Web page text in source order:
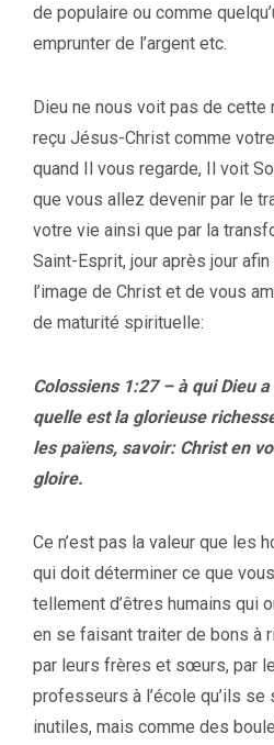
de populaire ou comme
emprunter de l’argent etc.
Dieu ne nous voit pas de cette
reçu Jésus-Christ comme
quand Il vous regarde, Il voit
que vous allez devenir par le
votre vie ainsi que par la
Saint-Esprit, jour après jour
l’image de Christ et de vous
de maturité spirituelle:
Colossiens 1:27 – à qui Dieu
quelle est la glorieuse
les païens, savoir: Christ en
gloire.
Ce n’est pas la valeur que les
qui doit déterminer ce que
tellement d’êtres humains qui
en se faisant traiter de bons à
par leurs frères et sœurs, par
professeurs à l’école qu’ils
inutiles, mais comme des